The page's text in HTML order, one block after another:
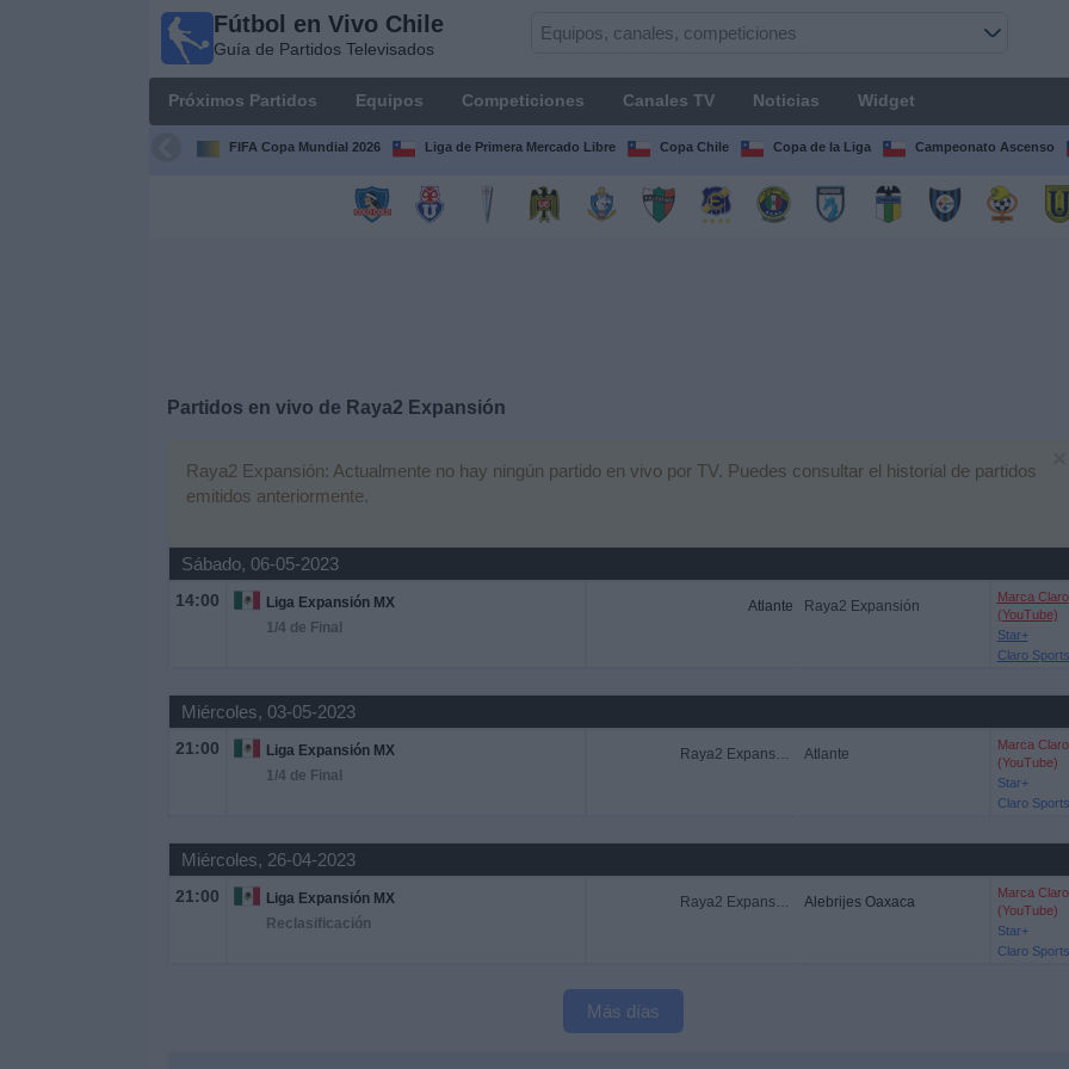
Fútbol en Vivo Chile
Guía de Partidos Televisados
Próximos Partidos Equipos Competiciones Canales TV Noticias Widget
FIFA Copa Mundial 2026 Liga de Primera Mercado Libre Copa Chile Copa de la Liga Campeonato Ascenso
Partidos en vivo de Raya2 Expansión
Raya2 Expansión: Actualmente no hay ningún partido en vivo por TV. Puedes consultar el historial de partidos
emitidos anteriormente.
Sábado, 06-05-2023
14:00
Liga Expansión MX
1/4 de Final
Atlante Raya2 Expansión
Marca Claro
(YouTube)
Star+
Claro Sports
Miércoles, 03-05-2023
21:00
Liga Expansión MX
1/4 de Final
Raya2 Expansión Atlante
Marca Claro
(YouTube)
Star+
Claro Sports
Miércoles, 26-04-2023
21:00
Liga Expansión MX
Reclasificación
Raya2 Expansión Alebrijes Oaxaca
Marca Claro
(YouTube)
Star+
Claro Sports
Más días